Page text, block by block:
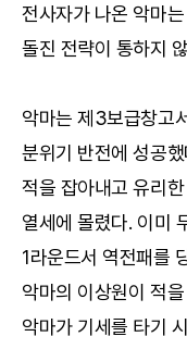
전사자가 나온 악마
돌진 전략이 통하지
악마는 제3보급창고
분위기 반전에 성공
적을 잡아내고 유리
열세에 몰렸다. 이미
1라운드서 역전패를
악마의 이상원이 적
악마가 기세를 타기